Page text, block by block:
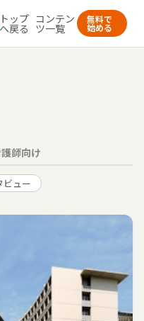
トップ
戻る
コンテン
ツ一覧
無料で
始める
師向け
ビュー